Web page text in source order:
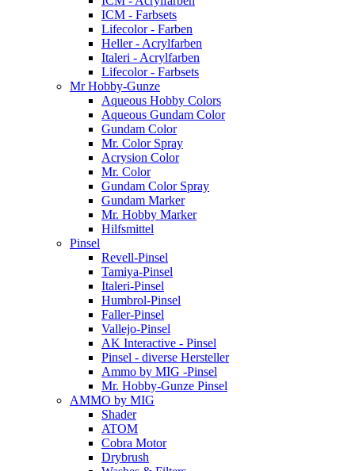
ICM - Farbsets
Lifecolor - Farben
Heller - Acrylfarben
Italeri - Acrylfarben
Lifecolor - Farbsets
Mr Hobby-Gunze
Aqueous Hobby Colors
Aqueous Gundam Color
Gundam Color
Mr. Color Spray
Acrysion Color
Mr. Color
Gundam Color Spray
Gundam Marker
Mr. Hobby Marker
Hilfsmittel
Pinsel
Revell-Pinsel
Tamiya-Pinsel
Italeri-Pinsel
Humbrol-Pinsel
Faller-Pinsel
Vallejo-Pinsel
AK Interactive - Pinsel
Pinsel - diverse Hersteller
Ammo by MIG -Pinsel
Mr. Hobby-Gunze Pinsel
AMMO by MIG
Shader
ATOM
Cobra Motor
Drybrush